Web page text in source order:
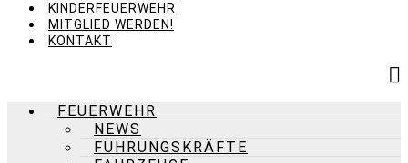
KINDERFEUERWEHR
MITGLIED WERDEN!
KONTAKT
FEUERWEHR
NEWS
FÜHRUNGSKRÄFTE